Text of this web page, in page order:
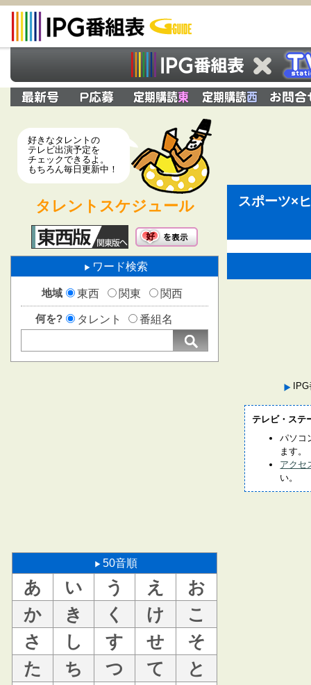
好きなタレントの
テレビ出演予定を
チェックできるよ。
もちろん毎日更新中！
タレントスケジュール
ワード検索
地域 東西 関東 関西
何を? タレント 番組名
50音順
あ い う え
お
か
き く け
こ
さ
し す せ
そ
た
ち つ て
と
スポーツ×
テレビ・ステ
パソコ
ます。
アクセ
い。